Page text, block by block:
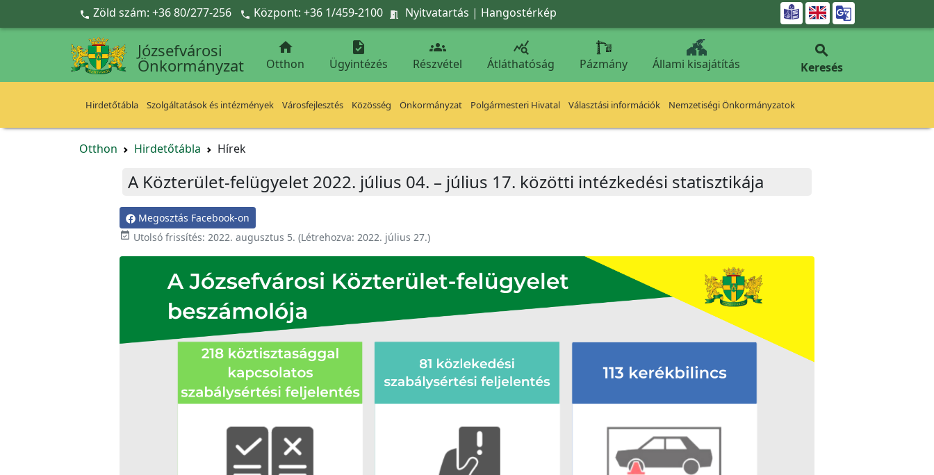
Ugrás a fő tartalomra
 Zöld szám: +36 80/277-256  Központ: +36 1/459-2100  Nyitvatartás | Hangostérkép 
Józsefvárosi
Önkormányzat

Otthon

Ügyintézés

Részvétel

Átláthatóság Pázmány Állami kisajátítás

Keresés
Hirdetőtábla Szolgáltatások és intézmények Városfejlesztés Közösség Önkormányzat Polgármesteri Hivatal Választási információk Nemzetiségi Önkormányzatok
Otthon Hirdetőtábla Hírek
A Közterület-felügyelet 2022. július 04. – július 17. közötti intézkedési statisztikája
Megosztás Facebook-on
 Utolsó frissítés: 2022. augusztus 5. (Létrehozva: 2022. július 27.)